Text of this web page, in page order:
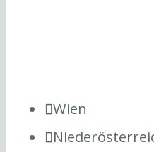
Wien